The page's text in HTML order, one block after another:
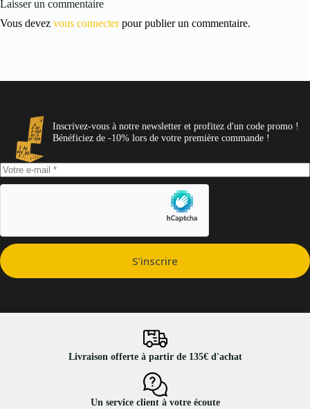
Laisser un commentaire
Vous devez vous connecterpour publier un commentaire.
Inscrivez-vous à notre newsletter et profitez d'un code promo !
Bénéficiez de -10% lors de votre première commande !
S’inscrire
Livraison offerte à partir de 135€ d'achat
Un service client à votre écoute